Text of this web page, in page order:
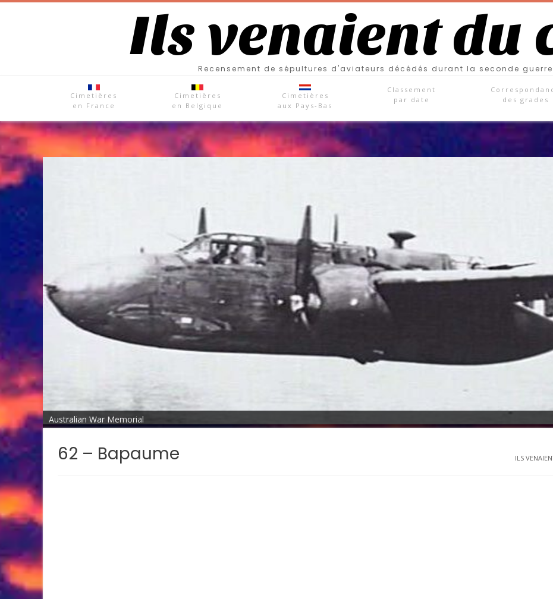
Ils venaient du
Recensement de sépultures d'aviateurs décédés durant la seconde
Cimetières
en France
Cimetières
en Belgique
Cimetières
aux Pays-Bas
Classement
par date
des grades
Australian War Memorial
62 – Bapaume ILS